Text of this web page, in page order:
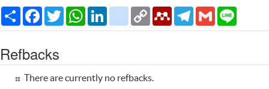
Share Facebook
TwitterWhatsApp
LinkedInciteulikeCopy
Link
MendeleyTelegram
Gmail
Refbacks
There are currently no refbacks.